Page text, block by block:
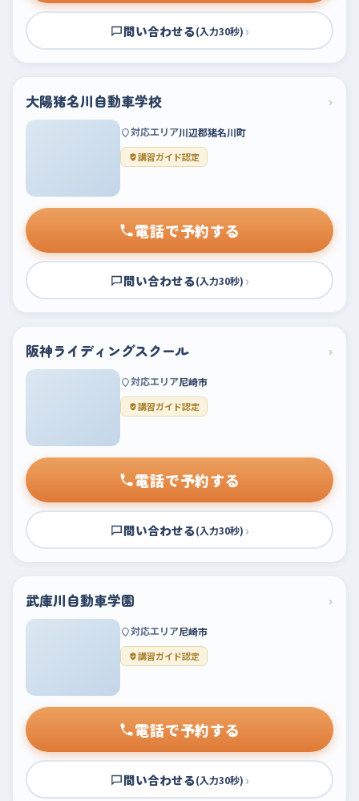
問い合わせる(入力30秒) ›
大陽猪名川自動車学校 ›
対応エリア川辺郡猪名川町
講習ガイド認定
電話で予約する
問い合わせる(入力30秒) ›
阪神ライディングスクール ›
対応エリア尼崎市
講習ガイド認定
電話で予約する
問い合わせる(入力30秒) ›
武庫川自動車学園 ›
対応エリア尼崎市
講習ガイド認定
電話で予約する
問い合わせる(入力30秒) ›